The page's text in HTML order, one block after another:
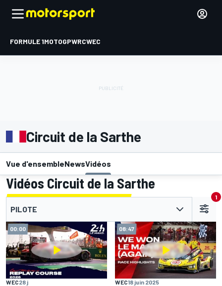
FORMULE 1MOTOGPWRCWEC
Circuit de la Sarthe
Vue d'ensembleNewsVidéos
Vidéos Circuit de la Sarthe
PILOTE
1
00:00
WEC28 j
08:47
WEC18 juin 2025